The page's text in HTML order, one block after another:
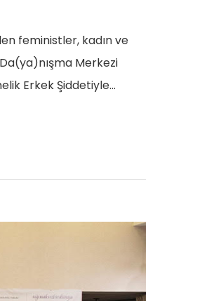
feministler, kadın ve
Merkezi
Erkek Şiddetiyle…